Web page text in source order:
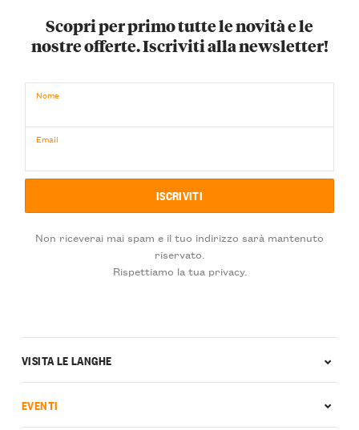
Scopri per primo tutte le novità e le
nostre offerte. Iscriviti alla newsletter!
Nome
Email
Non riceverai mai spam e il tuo indirizzo sarà mantenuto
riservato.
Rispettiamo la tua privacy.
VISITA LE LANGHE
EVENTI